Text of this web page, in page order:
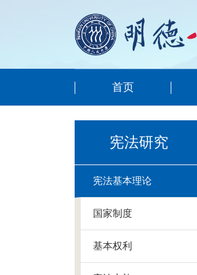
首页
宪法研究
宪法基本理论
国家制度
基本权利